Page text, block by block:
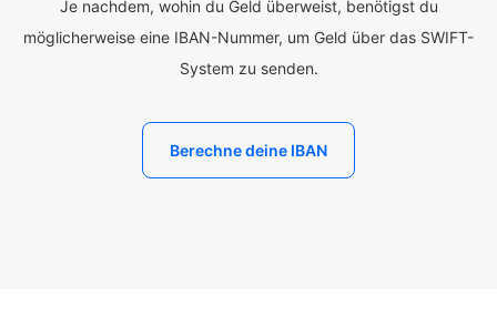
Je nachdem, wohin du Geld überweist, benötigst du
möglicherweise eine IBAN-Nummer, um Geld über das SWIFT-
System zu senden.
Berechne deine IBAN